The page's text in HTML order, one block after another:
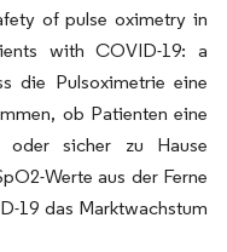
of pulse oximetry in
with COVID-19: a
die Pulsoximetrie eine
ob Patienten eine
oder sicher zu Hause
Werte aus der Ferne
19 das Marktwachstum